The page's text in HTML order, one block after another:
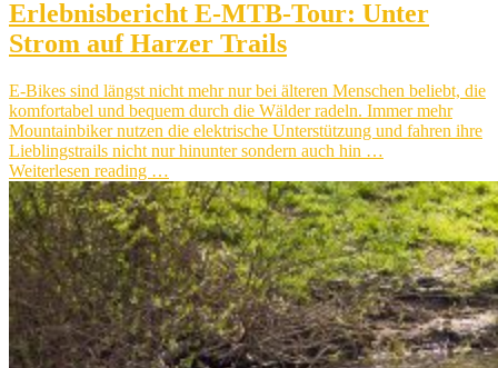
Erlebnisbericht E-MTB-Tour: Unter
Strom auf Harzer Trails
E-Bikes sind längst nicht mehr nur bei älteren Menschen beliebt, die
komfortabel und bequem durch die Wälder radeln. Immer mehr
Mountainbiker nutzen die elektrische Unterstützung und fahren ihre
Lieblingstrails nicht nur hinunter sondern auch hin …
Weiterlesen reading …